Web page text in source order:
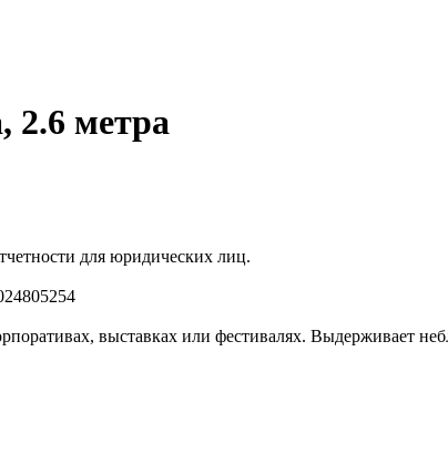
2.6 метра
для юридических лиц.
выставках или фестивалях. Выдерживает